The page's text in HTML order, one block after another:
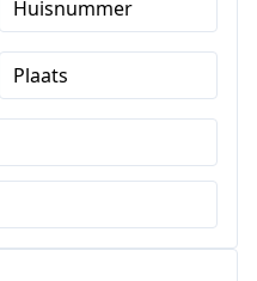
Huisnummer
Plaats